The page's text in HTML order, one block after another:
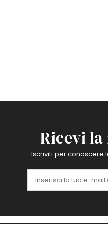
Ricevi
Iscriviti per conoscere